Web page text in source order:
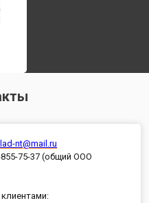
nt@mail.ru
855-75-37 (общий ООО